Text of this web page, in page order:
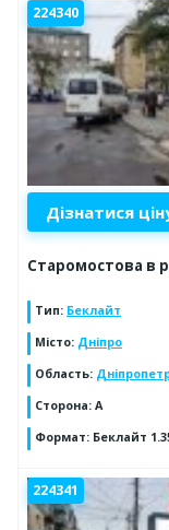
224340
Дізнатися
Старомостова в
Тип: Беклайт
Місто: Дніпро
Область:
Сторона: А
Формат: Беклайт
224341